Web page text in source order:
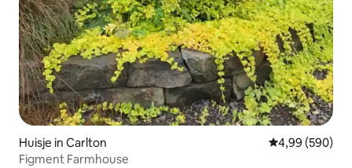
Huisje in Carlton Gemiddelde
4,99 (590)
Figment Farmhouse